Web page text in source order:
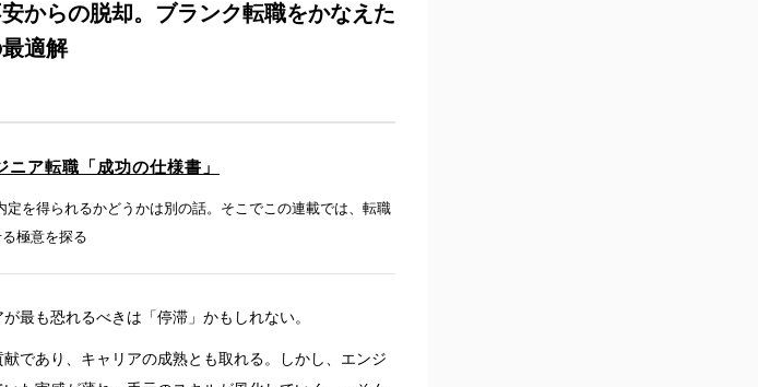
からの脱却。ブランク転職をかなえた
適解
ア転職「成功の仕様書」
を得られるかどうかは別の話。そこでこの連載では、転職
極意を探る
最も恐れるべきは「停滞」かもしれない。
であり、キャリアの成熟とも取れる。しかし、エンジ